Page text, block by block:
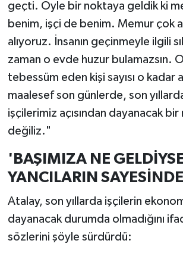
geçti. Öyle bir noktaya geldik ki
benim, işçi de benim. Memur çok
alıyoruz. İnsanın geçinmeyle ilgili
zaman o evde huzur bulamazsın.
tebessüm eden kişi sayısı o kadar
maalesef son günlerde, son
işçilerimiz açısından dayanacak
değiliz."
'BAŞIMIZA NE
YANCILARIN
Atalay, son yıllarda işçilerin
dayanacak durumda olmadığını
sözlerini şöyle sürdürdü: